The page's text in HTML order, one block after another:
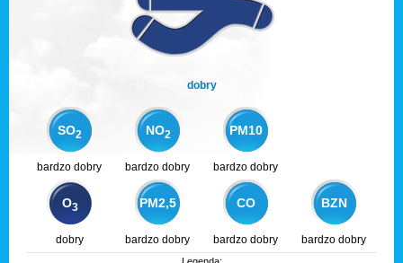
dobry
SO2 NO2 PM10
bardzo dobry bardzo dobry bardzo dobry
O3 PM2,5 CO BZN
dobry bardzo dobry bardzo dobry bardzo dobry